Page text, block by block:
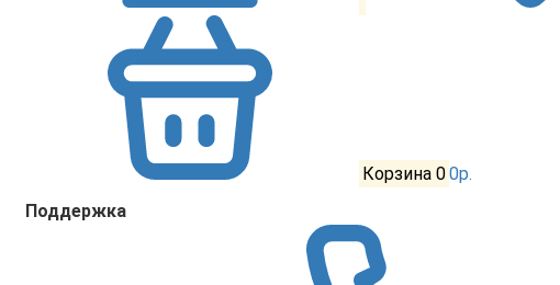
Корзина 00р.
Поддержка